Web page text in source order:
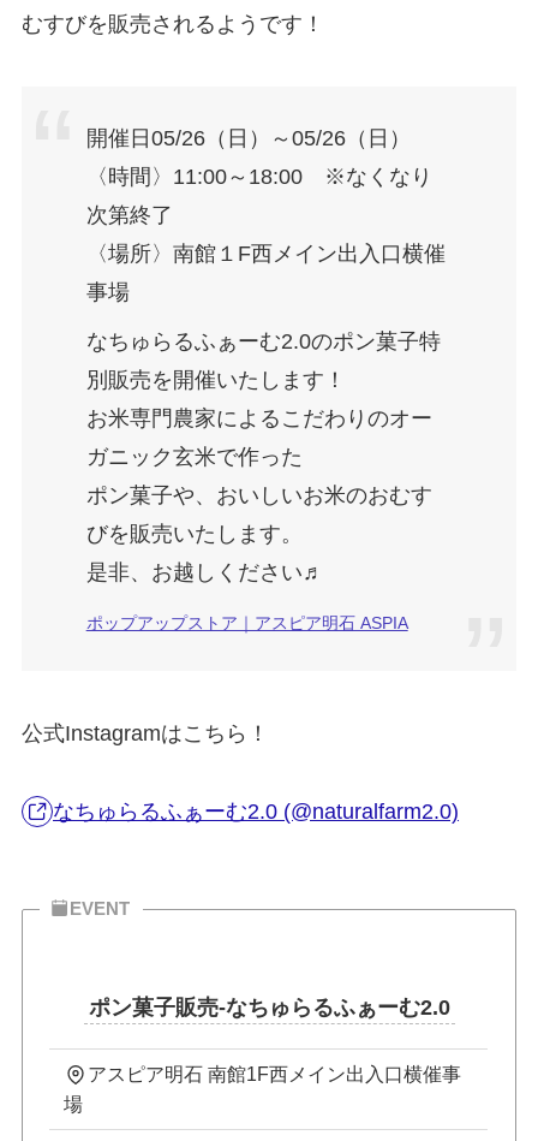
むすびを販売されるようです！
開催日05/26（日）～05/26（日）
〈時間〉11:00～18:00 ※なくなり
次第終了
〈場所〉南館１F西メイン出入口横催
事場
なちゅらるふぁーむ2.0のポン菓子特
別販売を開催いたします！
お米専門農家によるこだわりのオー
ガニック玄米で作った
ポン菓子や、おいしいお米のおむす
びを販売いたします。
是非、お越しください♬
ポップアップストア｜アスピア明石 ASPIA
公式Instagramはこちら！
なちゅらるふぁーむ2.0 (@naturalfarm2.0)
EVENT
ポン菓子販売-なちゅらるふぁーむ2.0
アスピア明石 南館1F西メイン出入口横催事
場